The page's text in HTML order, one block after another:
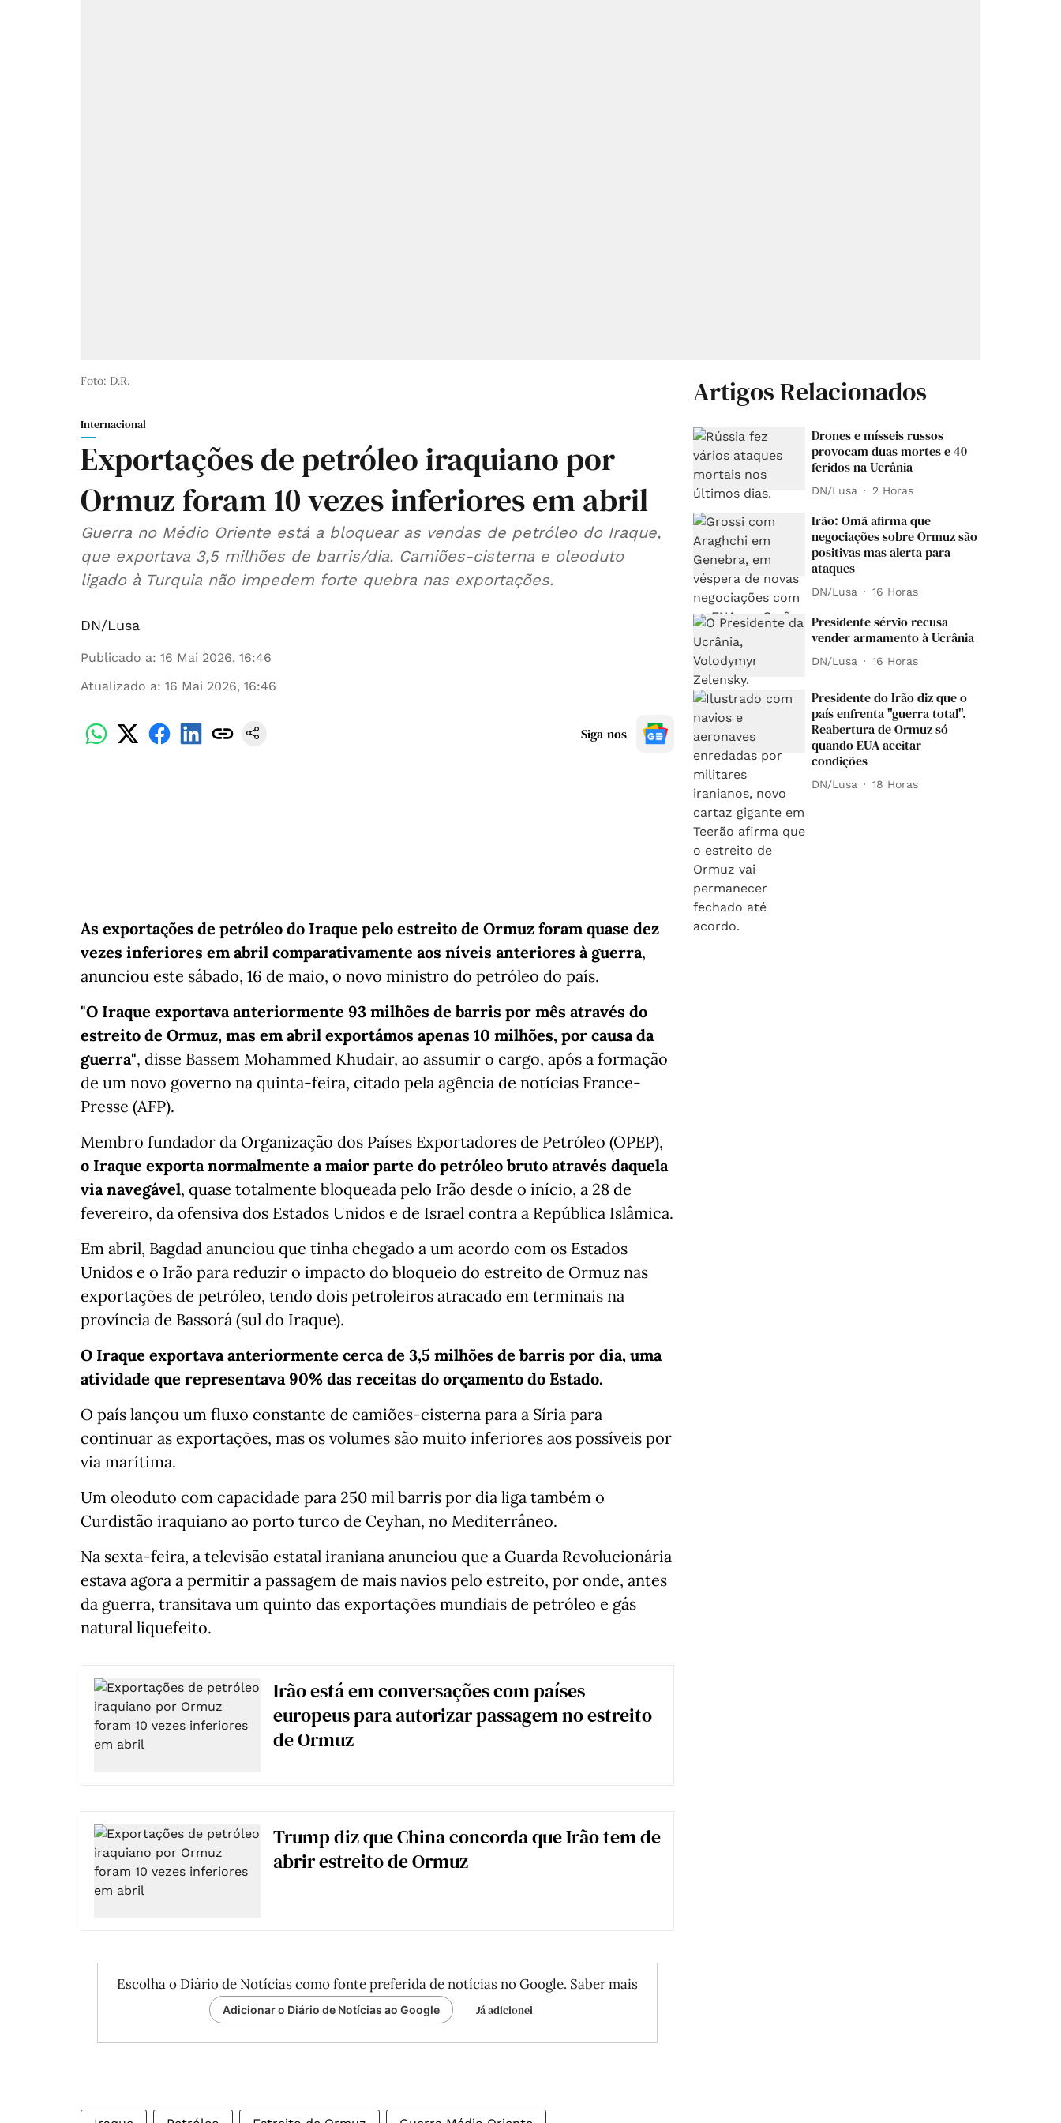
Foto: D.R.
Internacional
Exportações de petróleo iraquiano por
Ormuz foram 10 vezes inferiores em abril
Guerra no Médio Oriente está a bloquear as vendas de petróleo do Iraque,
que exportava 3,5 milhões de barris/dia. Camiões-cisterna e oleoduto
ligado à Turquia não impedem forte quebra nas exportações.
DN/Lusa
Publicado a: 16 Mai 2026, 16:46
Atualizado a: 16 Mai 2026, 16:46
Siga-nos
As exportações de petróleo do Iraque pelo estreito de Ormuz foram quase dez
vezes inferiores em abril comparativamente aos níveis anteriores à guerra,
anunciou este sábado, 16 de maio, o novo ministro do petróleo do país.
"O Iraque exportava anteriormente 93 milhões de barris por mês através do
estreito de Ormuz, mas em abril exportámos apenas 10 milhões, por causa da
guerra", disse Bassem Mohammed Khudair, ao assumir o cargo, após a formação
de um novo governo na quinta-feira, citado pela agência de notícias France-
Presse (AFP).
Membro fundador da Organização dos Países Exportadores de Petróleo (OPEP),
o Iraque exporta normalmente a maior parte do petróleo bruto através daquela
via navegável, quase totalmente bloqueada pelo Irão desde o início, a 28 de
fevereiro, da ofensiva dos Estados Unidos e de Israel contra a República Islâmica.
Em abril, Bagdad anunciou que tinha chegado a um acordo com os Estados
Unidos e o Irão para reduzir o impacto do bloqueio do estreito de Ormuz nas
exportações de petróleo, tendo dois petroleiros atracado em terminais na
província de Bassorá (sul do Iraque).
O Iraque exportava anteriormente cerca de 3,5 milhões de barris por dia, uma
atividade que representava 90% das receitas do orçamento do Estado.
O país lançou um fluxo constante de camiões-cisterna para a Síria para
continuar as exportações, mas os volumes são muito inferiores aos possíveis por
via marítima.
Um oleoduto com capacidade para 250 mil barris por dia liga também o
Curdistão iraquiano ao porto turco de Ceyhan, no Mediterrâneo.
Na sexta-feira, a televisão estatal iraniana anunciou que a Guarda Revolucionária
estava agora a permitir a passagem de mais navios pelo estreito, por onde, antes
da guerra, transitava um quinto das exportações mundiais de petróleo e gás
natural liquefeito.
Irão está em conversações com países
europeus para autorizar passagem no estreito
de Ormuz
Trump diz que China concorda que Irão tem de
abrir estreito de Ormuz
Escolha o Diário de Notícias como fonte preferida de notícias no Google. Saber mais
Adicionar o Diário de Notícias ao Google Já adicionei
Artigos Relacionados
Drones e mísseis russos
provocam duas mortes e 40
feridos na Ucrânia
DN/Lusa 2 Horas
Irão: Omã afirma que
negociações sobre Ormuz são
positivas mas alerta para
ataques
DN/Lusa 16 Horas
Presidente sérvio recusa
vender armamento à Ucrânia
DN/Lusa 16 Horas
Presidente do Irão diz que o
país enfrenta "guerra total".
Reabertura de Ormuz só
quando EUA aceitar
condições
DN/Lusa 18 Horas